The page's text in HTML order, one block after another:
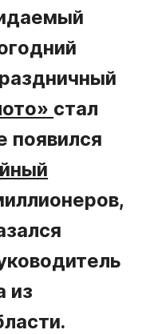
стал
появился
из